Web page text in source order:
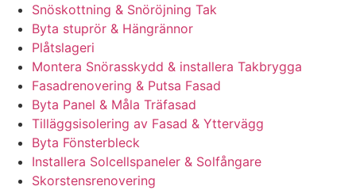
Snöskottning & Snöröjning Tak
Byta stuprör & Hängrännor
Plåtslageri
Montera Snörasskydd & installera Takbrygga
Fasadrenovering & Putsa Fasad
Byta Panel & Måla Träfasad
Tilläggsisolering av Fasad & Yttervägg
Byta Fönsterbleck
Installera Solcellspaneler & Solfångare
Skorstensrenovering